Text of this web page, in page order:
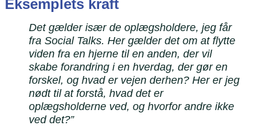
Eksemplets kraft
Det gælder især de oplægsholdere, jeg får
fra Social Talks. Her gælder det om at flytte
viden fra en hjerne til en anden, der vil
skabe forandring i en hverdag, der gør en
forskel, og hvad er vejen derhen? Her er jeg
nødt til at forstå, hvad det er
oplægsholderne ved, og hvorfor andre ikke
ved det?”